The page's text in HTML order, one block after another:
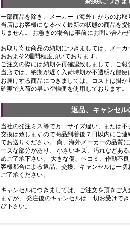
一部商品を除き、メーカー（海外）からのお取
当店はお客様になるべく最新の状態の商品を
りません。 お急ぎの場合は事前にお問い合わせ
お取り寄せ商品の納期につきましては、メーカ
おおよそ2週間程度頂いております。
ご注文の際には納期を再確認致しまして、ご報
当店では、納期が遅く入荷時期が不透明な船便
お届けする商品につきましては、コストは掛か
確実で入荷の早い空輸便を使用しております。
返品、キャンセル
当社の発注ミス等で万一サイズ違い、または
交換は致しますので商品到着後７日以内にご
てお送りください。 尚、海外メーカーの品質
ーズな部分があり、 小さいキズ、汚れなどあ
めご了承下さい。 大きな傷、ヘコミ、作動不
客様都合による返品、交換、キャンセルは一
ご了承ください。
キャンセルにつきましては、ご注文を頂きご
ますが、 発注後のキャンセルは一切お受けで
び下さい。